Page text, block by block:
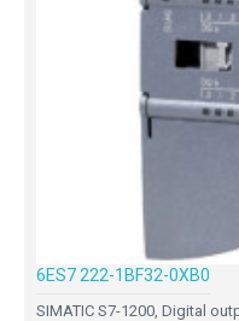
6ES7 222-1BF32-0XB0
SIMATIC S7-1200, Digital